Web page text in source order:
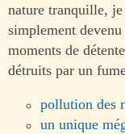
nature tranquille,
simplement
moments de
détruits par un
pollution des
un unique